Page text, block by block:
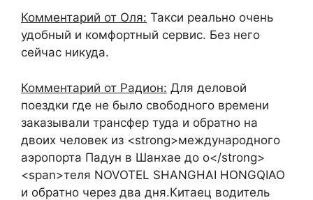
Комментарий от Оля: Такси реально очень
удобный и комфортный сервис. Без него
сейчас никуда.
Комментарий от Радион: Для деловой
поездки где не было свободного времени
заказывали трансфер туда и обратно на
двоих человек из <strong>международного
аэропорта Падун в Шанхае до о</strong>
<span>теля NOVOTEL SHANGHAI HONGQIAO
и обратно через два дня.Китаец водитель